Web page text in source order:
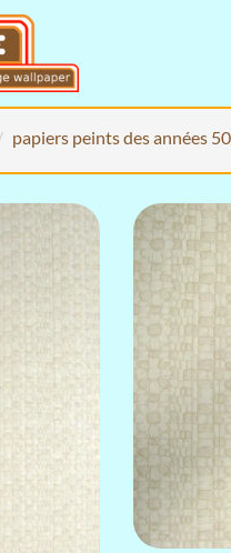
papiers peints des années